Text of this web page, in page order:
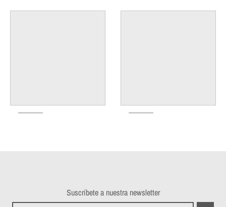
Suscríbete a nuestra newsletter